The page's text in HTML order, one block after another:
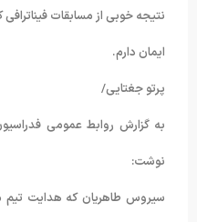
نتيجه خوبي از مسابقات
ايمان دارم.
پرتو جغتایی/
به گزارش روابط عمومی فدراسیون
نوشت:
سیروس طاهریان که هدایت تیم